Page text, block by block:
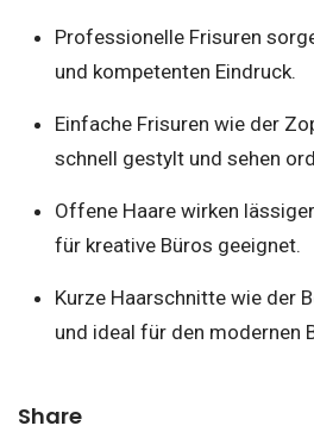
Professionelle Frisuren
und kompetenten Eindruck.
Einfache Frisuren wie der
schnell gestylt und sehen
Offene Haare wirken
für kreative Büros geeignet.
Kurze Haarschnitte wie der
und ideal für den modernen
Share